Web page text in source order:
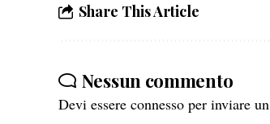
Share This Article
Nessun commento
Devi essere connesso per inviare